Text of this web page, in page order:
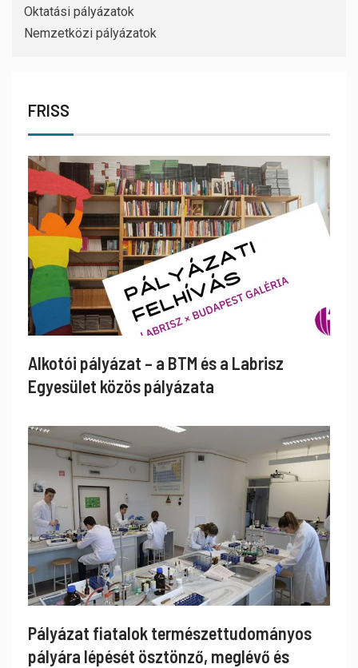
Oktatási pályázatok
Nemzetközi pályázatok
FRISS
Alkotói pályázat – a BTM és a Labrisz
Egyesület közös pályázata
Pályázat fiatalok természettudományos
pályára lépését ösztönző, meglévő és